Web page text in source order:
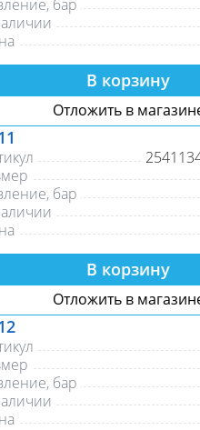
бар
В корзину
Отложить в
бар
В корзину
Отложить в
бар